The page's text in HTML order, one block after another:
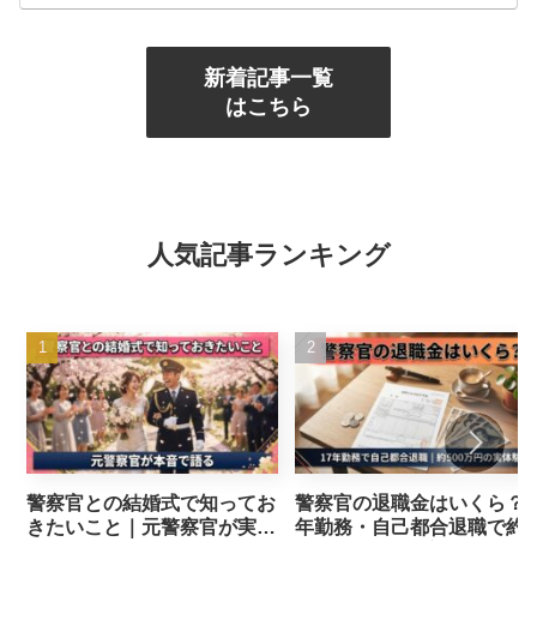
新着記事一覧
はこちら
人気記事ランキング
警察官との結婚式で知ってお
きたいこと｜元警察官が実体
警察官の退職金はいくら？
年勤務・自己都合退職で約